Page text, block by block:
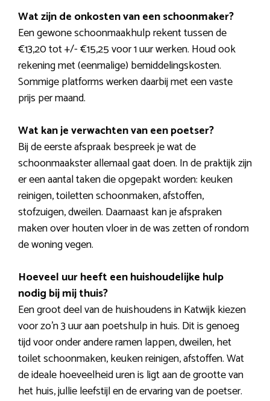
Wat zijn de onkosten van een schoonmaker?
Een gewone schoonmaakhulp rekent tussen de
€13,20 tot +/- €15,25 voor 1 uur werken. Houd ook
rekening met (eenmalige) bemiddelingskosten.
Sommige platforms werken daarbij met een vaste
prijs per maand.
Wat kan je verwachten van een poetser?
Bij de eerste afspraak bespreek je wat de
schoonmaakster allemaal gaat doen. In de praktijk zijn
er een aantal taken die opgepakt worden: keuken
reinigen, toiletten schoonmaken, afstoffen,
stofzuigen, dweilen. Daarnaast kan je afspraken
maken over houten vloer in de was zetten of rondom
de woning vegen.
Hoeveel uur heeft een huishoudelijke hulp
nodig bij mij thuis?
Een groot deel van de huishoudens in Katwijk kiezen
voor zo’n 3 uur aan poetshulp in huis. Dit is genoeg
tijd voor onder andere ramen lappen, dweilen, het
toilet schoonmaken, keuken reinigen, afstoffen. Wat
de ideale hoeveelheid uren is ligt aan de grootte van
het huis, jullie leefstijl en de ervaring van de poetser.